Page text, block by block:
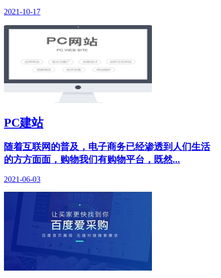
2021-10-17
PC建站
随着互联网的普及，电子商务已经渗透到人们生活
的方方面面，购物我们有购物平台，既然...
2021-06-03